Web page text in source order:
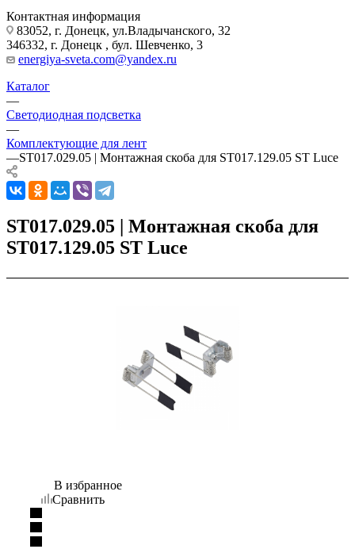
Контактная информация
83052, г. Донецк, ул.Владычанского, 32
346332, г. Донецк , бул. Шевченко, 3
energiya-sveta.com@yandex.ru
Каталог
—
Светодиодная подсветка
—
Комплектующие для лент
—ST017.029.05 | Монтажная скоба для ST017.129.05 ST Luce
ST017.029.05 | Монтажная скоба для
ST017.129.05 ST Luce
В избранное
Сравнить